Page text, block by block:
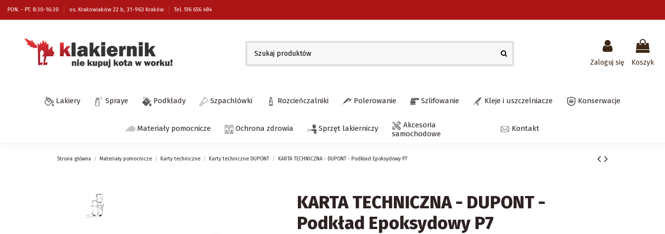
PON. - PT. 8:30-16:30 os. Krakowiaków 22 b, 31-963 Kraków Tel. 516 656 484
Zaloguj się Koszyk
Lakiery Spraye Podkłady Szpachlówki Rozcieńczalniki Polerowanie Szlifowanie Kleje i uszczelniacze Konserwacje
Materiały pomocnicze Ochrona zdrowia Sprzęt lakierniczy
Akcesoria
samochodowe
Kontakt
Strona główna Materiały pomocnicze Karty techniczne Karty techniczne DUPONT KARTA TECHNICZNA - DUPONT - Podkład Epoksydowy P7
KARTA TECHNICZNA - DUPONT -
Podkład Epoksydowy P7